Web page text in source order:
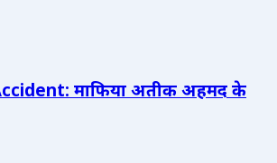
माफिया अतीक अहमद के